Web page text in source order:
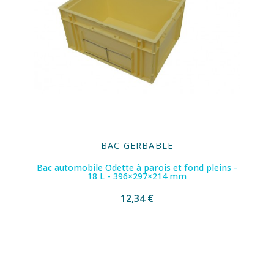
BAC GERBABLE
Bac automobile Odette à parois et fond pleins -
18 L - 396×297×214 mm
12,34 €